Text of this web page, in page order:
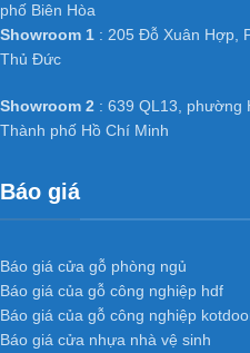
phố Biên Hòa
Showroom 1 : 205 Đỗ Xuân Hợp,
Thủ Đức
Showroom 2 : 639 QL13, phường
Thành phố Hồ Chí Minh
Báo giá
Báo giá cửa gỗ phòng ngủ
Báo giá của gỗ công nghiệp hdf
Báo giá của gỗ công nghiệp
Báo giá cửa nhựa nhà vệ sinh